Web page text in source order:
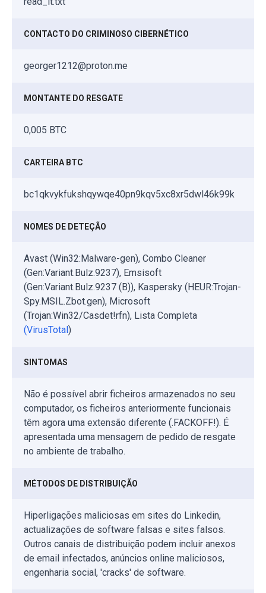
CONTACTO DO CRIMINOSO CIBERNÉTICO
georger1212@proton.me
MONTANTE DO RESGATE
0,005 BTC
CARTEIRA BTC
bc1qkvykfukshqywqe40pn9kqv5xc8xr5dwl46k99k
NOMES DE DETEÇÃO
Avast (Win32:Malware-gen), Combo Cleaner
(Gen:Variant.Bulz.9237), Emsisoft
(Gen:Variant.Bulz.9237 (B)), Kaspersky (HEUR:Trojan-
Spy.MSIL.Zbot.gen), Microsoft
(Trojan:Win32/Casdet!rfn), Lista Completa
(VirusTotal )
SINTOMAS
Não é possível abrir ficheiros armazenados no seu
computador, os ficheiros anteriormente funcionais
têm agora uma extensão diferente (.FACKOFF!). É
apresentada uma mensagem de pedido de resgate
no ambiente de trabalho.
MÉTODOS DE DISTRIBUIÇÃO
Hiperligações maliciosas em sites do Linkedin,
actualizações de software falsas e sites falsos.
Outros canais de distribuição podem incluir anexos
de email infectados, anúncios online maliciosos,
engenharia social, 'cracks' de software.